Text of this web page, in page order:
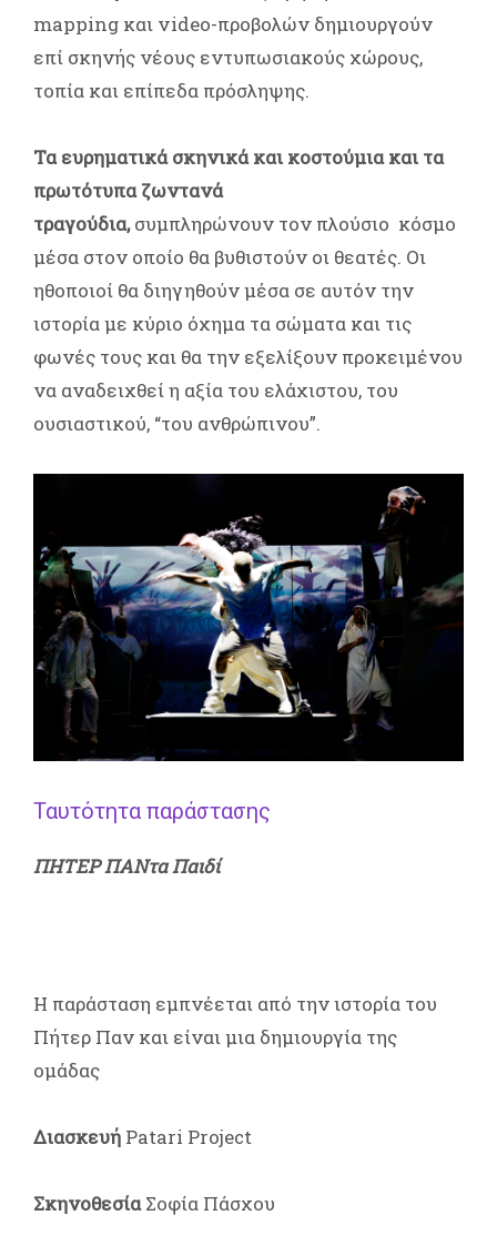
mapping και video-προβολών δημιουργούν
επί σκηνής νέους εντυπωσιακούς χώρους,
τοπία και επίπεδα πρόσληψης.
Τα ευρηματικά σκηνικά και κοστούμια και τα
πρωτότυπα ζωντανά
τραγούδια,συμπληρώνουν τον πλούσιο κόσμο
μέσα στον οποίο θα βυθιστούν οι θεατές. Οι
ηθοποιοί θα διηγηθούν μέσα σε αυτόν την
ιστορία με κύριο όχημα τα σώματα και τις
φωνές τους και θα την εξελίξουν προκειμένου
να αναδειχθεί η αξία του ελάχιστου, του
ουσιαστικού, “του ανθρώπινου”.
Ταυτότητα παράστασης
ΠΗΤΕΡ ΠΑΝτα Παιδί
Η παράσταση εμπνέεται από την ιστορία του
Πήτερ Παν και είναι μια δημιουργία της
ομάδας
Διασκευή Patari Project
ΣκηνοθεσίαΣοφία Πάσχου